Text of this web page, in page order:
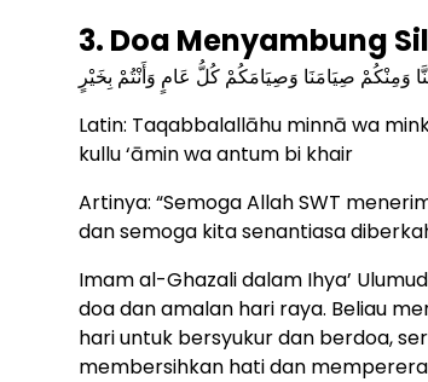
3. Doa Menyambung
وَمِنْكُمْ صِيَامَنَا وَصِيَامَكُمْ كُلُّ عَامٍ وَأَنْتُمْ بِخَيْرٍ
Latin: Taqabbalallāhu minnā wa
kullu ‘āmin wa antum bi khair
Artinya: “Semoga Allah SWT
dan semoga kita senantiasa
Imam al-Ghazali dalam Ihya’
doa dan amalan hari raya. Beliau
hari untuk bersyukur dan berdoa,
membersihkan hati dan